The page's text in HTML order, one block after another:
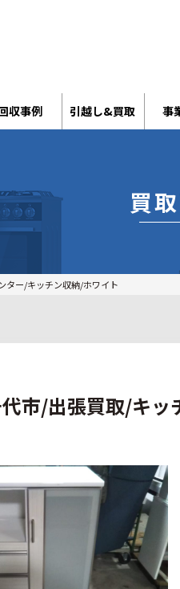
収事例 引越し&買取 事
買
ター/キッチン収納/ホワイト
市/出張買取/キ